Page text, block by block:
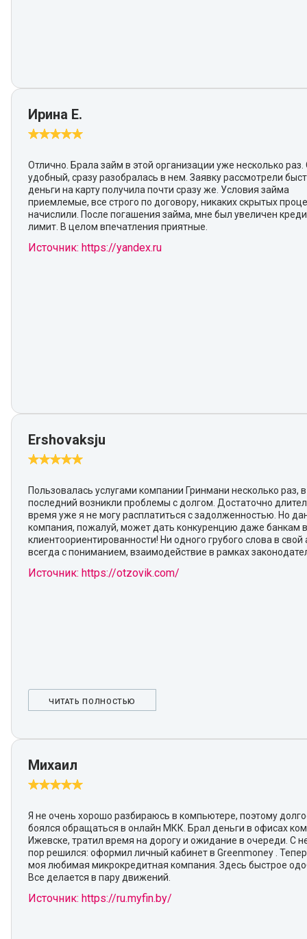
Ирина Е.
Отлично. Брала займ в этой организации уже несколько раз.
удобный, сразу разобралась в нем. Заявку рассмотрели
деньги на карту получила почти сразу же. Условия займа
приемлемые, все строго по договору, никаких скрытых
начислили. После погашения займа, мне был увеличен
лимит. В целом впечатления приятные.
Источник: https://yandex.ru
Ershovaksju
Пользовалась услугами компании Гринмани несколько раз, в
последний возникли проблемы с долгом. Достаточно
время уже я не могу расплатиться с задолженностью. Но
компания, пожалуй, может дать конкуренцию даже банкам в
клиентоориентированности! Ни одного грубого слова в свой
всегда с пониманием, взаимодействие в рамках
Источник: https://otzovik.com/
ЧИТАТЬ ПОЛНОСТЬЮ
Михаил
Я не очень хорошо разбираюсь в компьютере, поэтому
боялся обращаться в онлайн МКК. Брал деньги в офисах
Ижевске, тратил время на дорогу и ожидание в очереди. С
пор решился: оформил личный кабинет в Greenmoney .
моя любимая микрокредитная компания. Здесь быстрое
Все делается в пару движений.
Источник: https://ru.myfin.by/